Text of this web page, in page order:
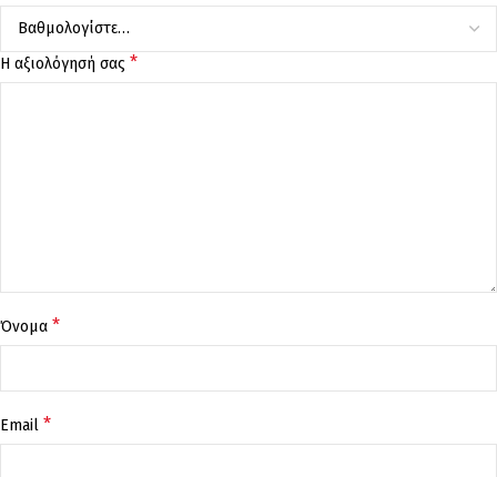
Η αξιολόγησή σας *
Όνομα *
Email *